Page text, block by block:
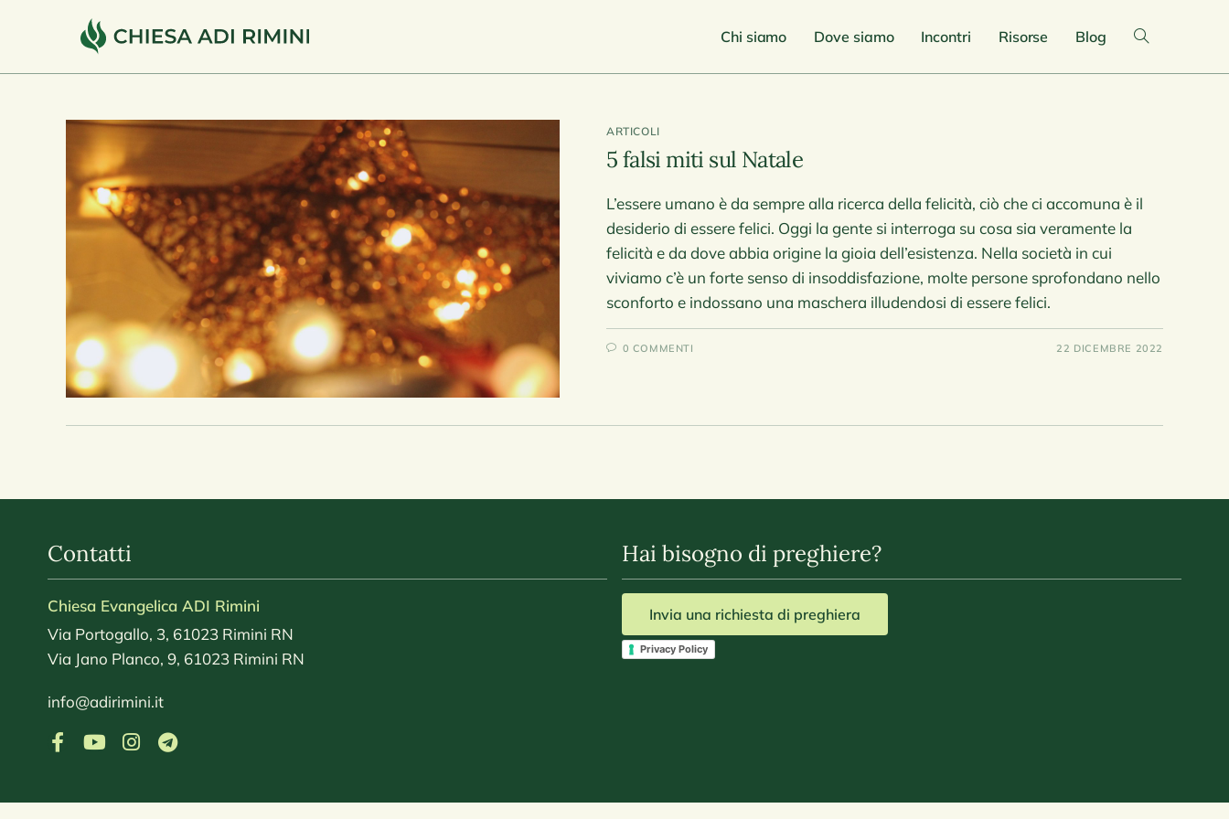
Chi siamo Dove siamo Incontri Risorse Blog
ARTICOLI
5 falsi miti sul Natale
L’essere umano è da sempre alla ricerca della felicità, ciò che ci accomuna è il
desiderio di essere felici. Oggi la gente si interroga su cosa sia veramente la
felicità e da dove abbia origine la gioia dell’esistenza. Nella società in cui
viviamo c’è un forte senso di insoddisfazione, molte persone sprofondano nello
sconforto e indossano una maschera illudendosi di essere felici.
0 COMMENTI 22 DICEMBRE 2022
Contatti
Chiesa Evangelica ADI Rimini
Via Portogallo, 3, 61023 Rimini RN
Via Jano Planco, 9, 61023 Rimini RN
info@adirimini.it
Hai bisogno di preghiere?
Invia una richiesta di preghiera
Privacy Policy